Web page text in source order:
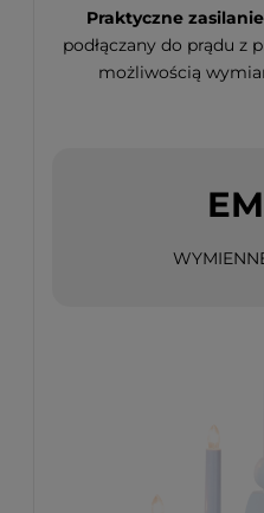
Praktyczne
podłączany do prądu z
możliwością